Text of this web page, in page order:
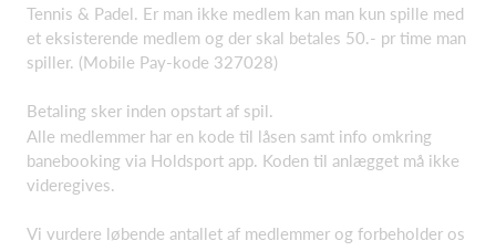
Tennis & Padel. Er man ikke medlem kan man kun spille med
et eksisterende medlem og der skal betales 50.- pr time man
spiller. (Mobile Pay-kode 327028)
Betaling sker inden opstart af spil.
Alle medlemmer har en kode til låsen samt info omkring
banebooking via Holdsport app. Koden til anlægget må ikke
videregives.
Vi vurdere løbende antallet af medlemmer og forbeholder os